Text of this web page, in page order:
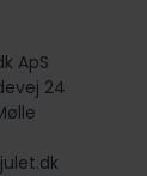
ApS
24